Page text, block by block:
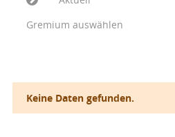
Gremium auswählen
Keine Daten gefunden.